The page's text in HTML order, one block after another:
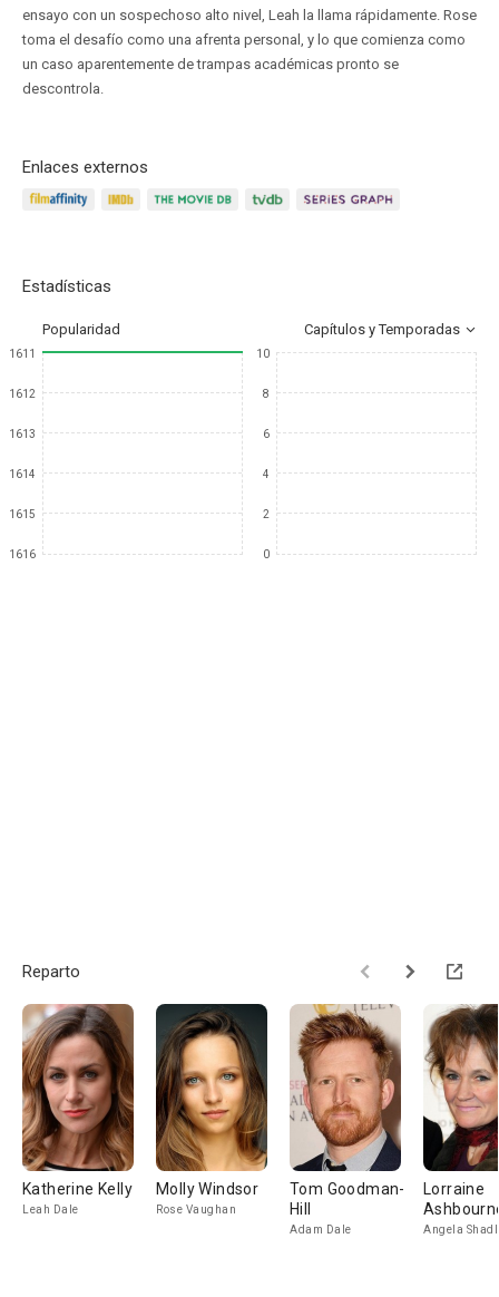
ensayo con un sospechoso alto nivel, Leah la llama rápidamente. Rose
toma el desafío como una afrenta personal, y lo que comienza como
un caso aparentemente de trampas académicas pronto se
descontrola.
Enlaces externos
Estadísticas
Popularidad Capítulos y Temporadas
1611
1612
1613
1614
1615
1616
10
8
6
4
2
0
Reparto
Katherine Kelly
Leah Dale
Molly Windsor
Rose Vaughan
Tom Goodman-
Hill
Adam Dale
Lorraine
Angela